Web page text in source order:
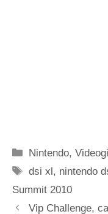
Categorie
Nintendo,
Tag
dsi xl, nintendo
Summit 2010
Vip Challenge,